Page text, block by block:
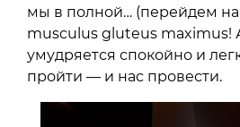
мы в полной… (перейдем на
musculus gluteus
умудряется спокойно и
пройти — и нас провести.